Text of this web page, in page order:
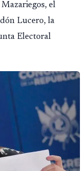
el
Lucero, la
Electoral